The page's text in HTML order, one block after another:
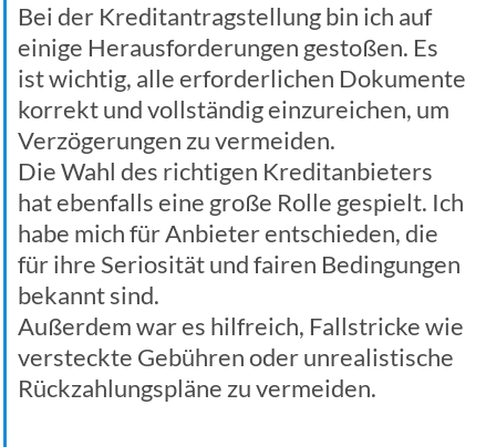
Bei der Kreditantragstellung bin ich auf
einige Herausforderungen gestoßen. Es
ist wichtig, alle erforderlichen Dokumente
korrekt und vollständig einzureichen, um
Verzögerungen zu vermeiden.
Die Wahl des richtigen Kreditanbieters
hat ebenfalls eine große Rolle gespielt. Ich
habe mich für Anbieter entschieden, die
für ihre Seriosität und fairen Bedingungen
bekannt sind.
Außerdem war es hilfreich, Fallstricke wie
versteckte Gebühren oder unrealistische
Rückzahlungspläne zu vermeiden.